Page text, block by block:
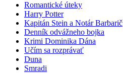
Romantické úteky
Harry Potter
Kapitán Stein a Notár Barbarič
Denník odvážneho bojka
Krimi Dominika Dána
Učím sa rozprávať
Duna
Smradi